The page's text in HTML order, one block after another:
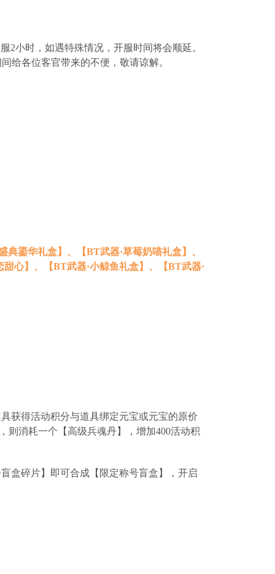
2小时，如遇特殊情况，开服时间将会顺延。
给各位客官带来的不便，敬请谅解。
典鎏华礼盒】、【BT武器·草莓奶喵礼盒】、
心】、【BT武器·小鲸鱼礼盒】、【BT武器·
获得活动积分与道具绑定元宝或元宝的原价
则消耗一个【高级兵魂丹】，增加400活动积
盒碎片】即可合成【限定称号盲盒】，开启